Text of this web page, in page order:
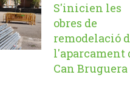
S'inicien les
obres de
remodelació
l'aparcament
Can Bruguera